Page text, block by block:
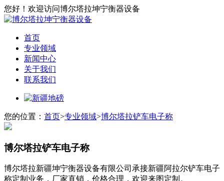
您好！欢迎访问博尔塔拉坤宁衡器设备
首页
专业领域
新闻中心
关于我们
联系我们
您的位置： 首页>专业领域>博尔塔拉铲车电子称
博尔塔拉铲车电子称
博尔塔拉新疆坤宁衡器设备有限公司承接新疆阿拉尔铲车电子
称定制业务，厂家直销，价格合理，欢迎来图定制。